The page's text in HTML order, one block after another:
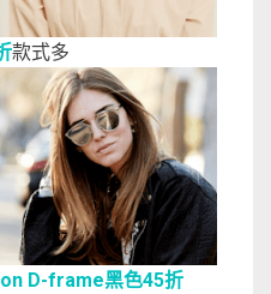
款式多
D-frame黑色45折